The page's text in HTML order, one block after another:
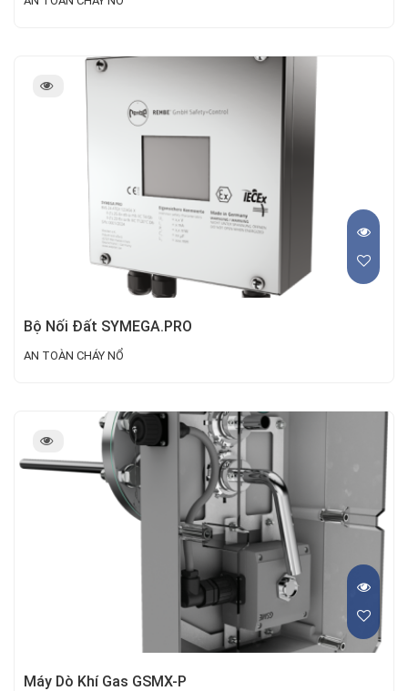
Bộ Nối Đất SYMEGA.PRO
AN TOÀN CHÁY NỔ
Máy Dò Khí Gas GSMX-P